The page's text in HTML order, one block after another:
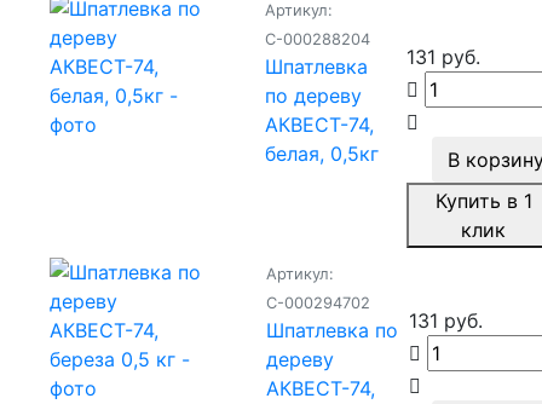
Артикул:
С-000288204
Шпатлевка
по дереву
АКВЕСТ-74,
белая, 0,5кг
131 руб.
В
Купить в 1
клик
Артикул:
С-000294702
Шпатлевка по
дереву
АКВЕСТ-74,
131 руб.